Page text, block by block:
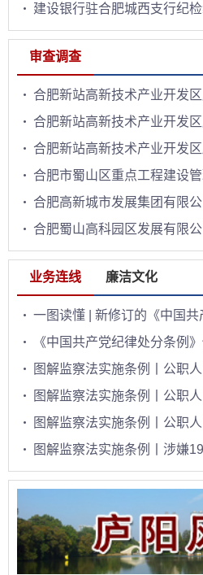
审查调查
业务连线 廉洁文化
一图读懂 | 新修订的《中国共
《中国共产党纪律处分条例